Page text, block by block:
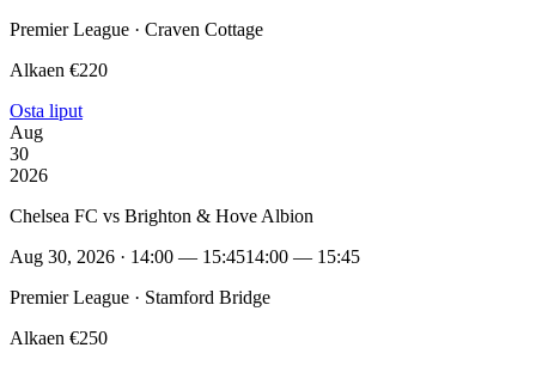
Premier League · Craven Cottage
Alkaen €220
Osta liput
Aug
30
2026
Chelsea FC vs Brighton & Hove Albion
Aug 30, 2026 · 14:00 — 15:4514:00 — 15:45
Premier League · Stamford Bridge
Alkaen €250